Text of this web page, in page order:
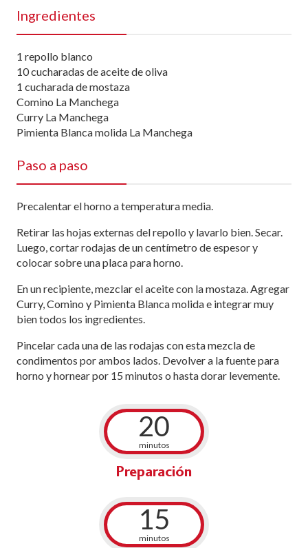
Ingredientes
1 repollo blanco
10 cucharadas de aceite de oliva
1 cucharada de mostaza
Comino La Manchega
Curry La Manchega
Pimienta Blanca molida La Manchega
Paso a paso
Precalentar el horno a temperatura media.
Retirar las hojas externas del repollo y lavarlo bien. Secar.
Luego, cortar rodajas de un centímetro de espesor y
colocar sobre una placa para horno.
En un recipiente, mezclar el aceite con la mostaza. Agregar
Curry, Comino y Pimienta Blanca molida e integrar muy
bien todos los ingredientes.
Pincelar cada una de las rodajas con esta mezcla de
condimentos por ambos lados. Devolver a la fuente para
horno y hornear por 15 minutos o hasta dorar levemente.
20
minutos
Preparación
15
minutos